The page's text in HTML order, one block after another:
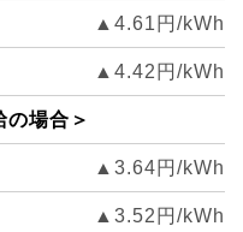
▲4.61円/kWh
▲4.42円/kWh
場合＞
▲3.64円/kWh
▲3.52円/kWh